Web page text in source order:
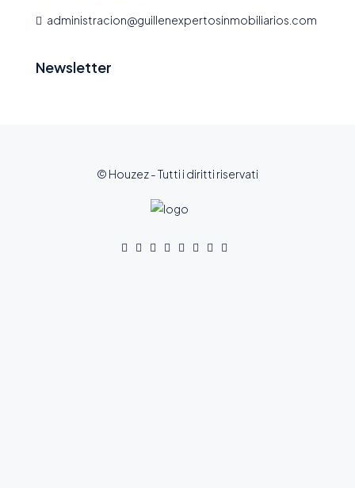
administracion@guillenexpertosinmobiliarios.com
Newsletter
© Houzez - Tutti i diritti riservati